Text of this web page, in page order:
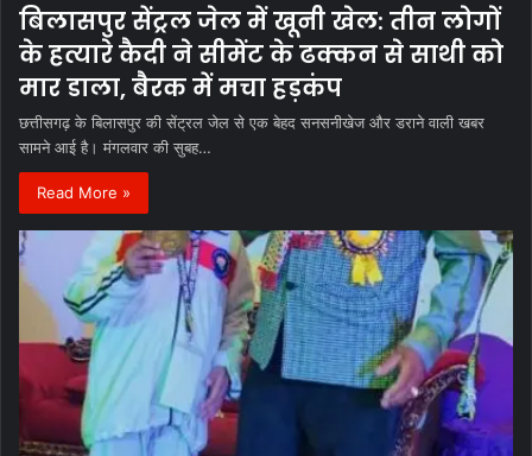
बिलासपुर सेंट्रल जेल में खूनी खेल: तीन लोगों
के हत्यारे कैदी ने सीमेंट के ढक्कन से साथी को
मार डाला, बैरक में मचा हड़कंप
छत्तीसगढ़ के बिलासपुर की सेंट्रल जेल से एक बेहद सनसनीखेज और डराने वाली खबर
सामने आई है। मंगलवार की सुबह…
Read More »